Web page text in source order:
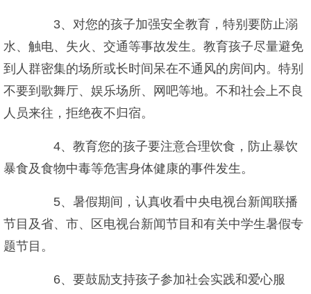
3、对您的孩子加强安全教育，特别要防止溺
水、触电、失火、交通等事故发生。教育孩子尽量避免
到人群密集的场所或长时间呆在不通风的房间内。特别
不要到歌舞厅、娱乐场所、网吧等地。不和社会上不良
人员来往，拒绝夜不归宿。
4、教育您的孩子要注意合理饮食，防止暴饮
暴食及食物中毒等危害身体健康的事件发生。
5、暑假期间，认真收看中央电视台新闻联播
节目及省、市、区电视台新闻节目和有关中学生暑假专
题节目。
6、要鼓励支持孩子参加社会实践和爱心服